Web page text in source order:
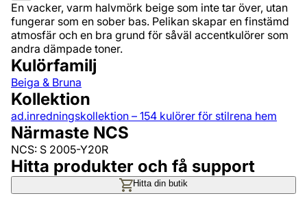
En vacker, varm halvmörk beige som inte tar över, utan
fungerar som en sober bas. Pelikan skapar en finstämd
atmosfär och en bra grund för såväl accentkulörer som
andra dämpade toner.
Kulörfamilj
Beiga & Bruna
Kollektion
ad.inredningskollektion – 154 kulörer för stilrena hem
Närmaste NCS
NCS: S 2005-Y20R
Hitta produkter och få support
Hitta din butik